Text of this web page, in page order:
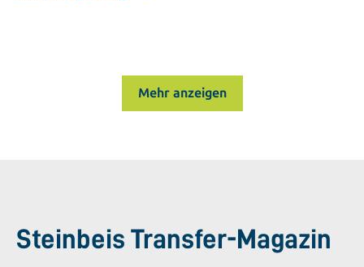
Mehr anzeigen
Steinbeis Transfer-Magazin